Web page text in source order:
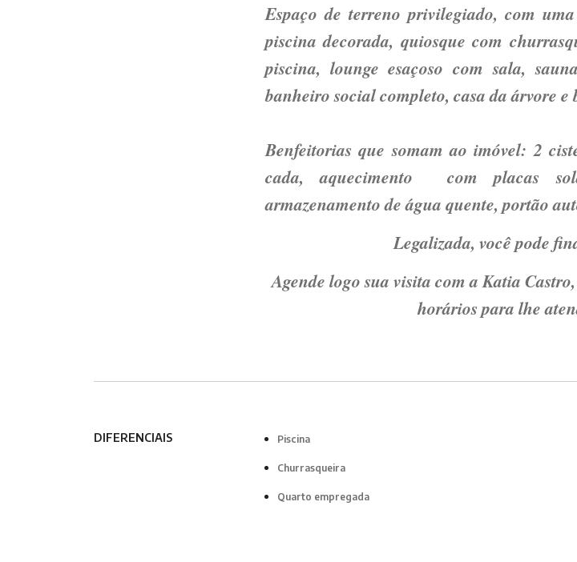
Espaço de terreno privilegiado, com
piscina decorada, quiosque com
piscina, lounge esaçoso com sala,
banheiro social completo, casa da árvore e
Benfeitorias que somam ao imóvel: 2
cada, aquecimento com placas
armazenamento de água quente, portão
Legalizada, você pode
Agende logo sua visita com a Katia
horários para lhe
DIFERENCIAIS Piscina
Churrasqueira
Quarto empregada